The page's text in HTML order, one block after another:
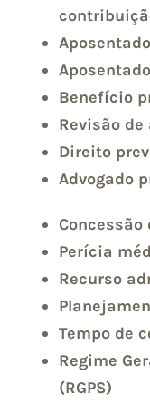
Benefício
Revisão
Direito
Advogado
Perícia
Recurso
Tempo de
Regime
(RGPS)